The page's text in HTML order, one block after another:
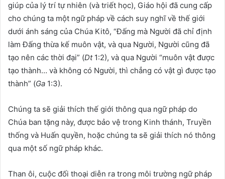
giúp của lý trí tự nhiên (và triết học), Giáo hội đã cung cấp
cho chúng ta một ngữ pháp về cách suy nghĩ về thế giới
dưới ánh sáng của Chúa Kitô, “Đấng mà Người đã chỉ định
làm Đấng thừa kế muôn vật, và qua Người, Người cũng đã
tạo nên các thời đại” (Dt1:2), và qua Người “muôn vật được
tạo thành… và không có Người, thì chẳng có vật gì được tạo
thành” (Ga 1:3).
Chúng ta sẽ giải thích thế giới thông qua ngữ pháp do
Chúa ban tặng này, được bảo vệ trong Kinh thánh, Truyền
thống và Huấn quyền, hoặc chúng ta sẽ giải thích nó thông
qua một số ngữ pháp khác.
Than ôi, cuộc đối thoại diễn ra trong môi trường ngữ pháp